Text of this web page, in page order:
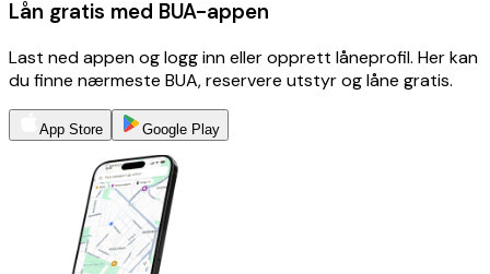
Lån gratis med BUA-appen
Last ned appen og logg inn eller opprett låneprofil. Her kan
du finne nærmeste BUA, reservere utstyr og låne gratis.
App Store Google Play